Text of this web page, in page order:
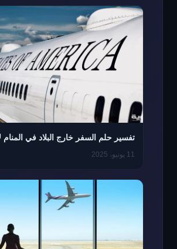
تفسير حلم السفر خارج البلاد في
11 يونيو، 2025